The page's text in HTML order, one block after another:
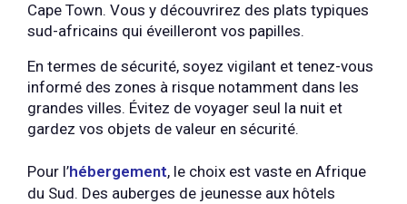
Cape Town. Vous y découvrirez des plats typiques
sud-africains qui éveilleront vos papilles.
En termes de sécurité, soyez vigilant et tenez-vous
informé des zones à risque notamment dans les
grandes villes. Évitez de voyager seul la nuit et
gardez vos objets de valeur en sécurité.
Pour l’hébergement, le choix est vaste en Afrique
du Sud. Des auberges de jeunesse aux hôtels